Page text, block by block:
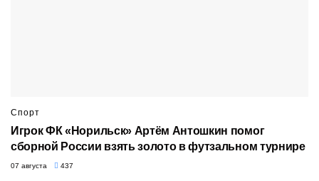
Спорт
Игрок ФК «Норильск» Артём Антошкин помог
сборной России взять золото в футзальном турнире
07 августа 437